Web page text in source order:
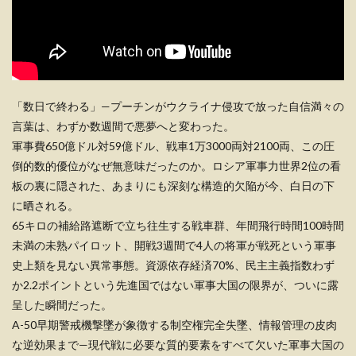
「数日で終わる」—プーチンがウクライナ侵攻で放った自信満々の
言葉は、わずか数週間で悪夢へと変わった。
軍事費650億ドル対59億ドル、戦車1万3000両対2100両、この圧
倒的数的優位がなぜ無意味だったのか。ロシア軍事力世界2位の看
板の裏に隠された、あまりにも深刻な構造的欠陥が今、白日の下
に晒される。
65キロの補給路遮断で立ち往生する戦車群、年間飛行時間100時間
未満の未熟パイロット、開戦3週間で4人の将軍が戦死という軍事
史上類を見ない異常事態。資源依存経済70%、民主主義指数わず
か2.2ポイントという先進国ではない軍事大国の限界が、ついに露
呈した瞬間だった。
A-50早期警戒機撃墜が象徴する制空権完全失墜、情報管理の皮肉
な逆効果まで—現代戦に必要な質的要素をすべて欠いた軍事大国の